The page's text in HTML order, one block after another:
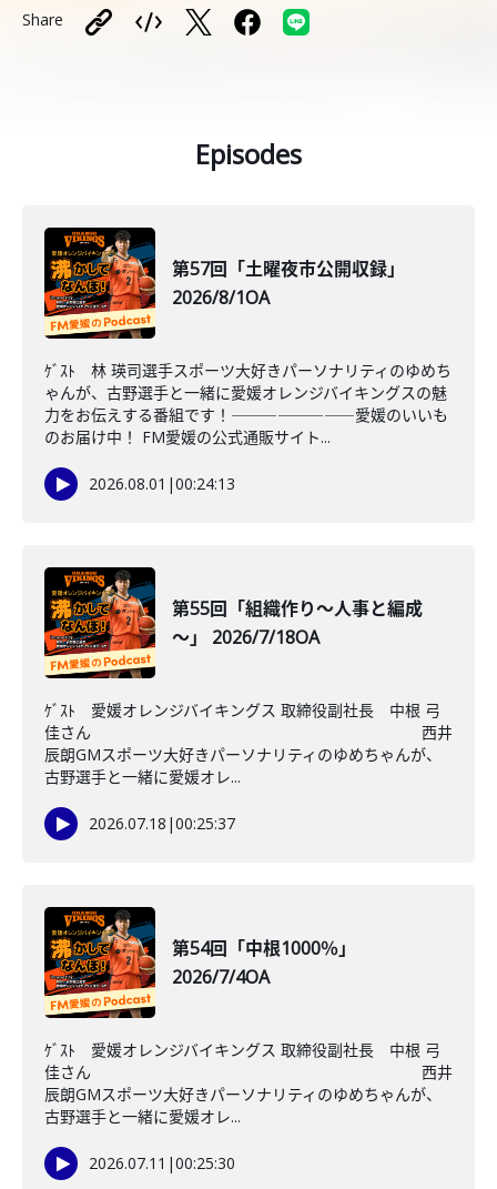
Share
Episodes
第57回「土曜夜市公開収録」
2026/8/1OA
ｹﾞｽﾄ 林 瑛司選手スポーツ大好きパーソナリティのゆめち
ゃんが、古野選手と一緒に愛媛オレンジバイキングスの魅
力をお伝えする番組です！――――――――愛媛のいいも
のお届け中！ FM愛媛の公式通販サイト...
2026.08.01 |00:24:13
第55回「組織作り～人事と編成
～」 2026/7/18OA
ｹﾞｽﾄ 愛媛オレンジバイキングス 取締役副社長 中根 弓
佳さん 西井
辰朗GMスポーツ大好きパーソナリティのゆめちゃんが、
古野選手と一緒に愛媛オレ...
2026.07.18 |00:25:37
第54回「中根1000％」
2026/7/4OA
ｹﾞｽﾄ 愛媛オレンジバイキングス 取締役副社長 中根 弓
佳さん 西井
辰朗GMスポーツ大好きパーソナリティのゆめちゃんが、
古野選手と一緒に愛媛オレ...
2026.07.11 |00:25:30